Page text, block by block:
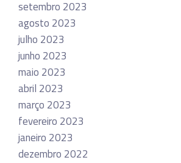
setembro 2023
agosto 2023
julho 2023
junho 2023
maio 2023
abril 2023
março 2023
fevereiro 2023
janeiro 2023
dezembro 2022